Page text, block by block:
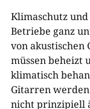
Klimaschutz und
Betriebe ganz
von akustischen
müssen beheizt
klimatisch
Gitarren werden
nicht prinzipiell